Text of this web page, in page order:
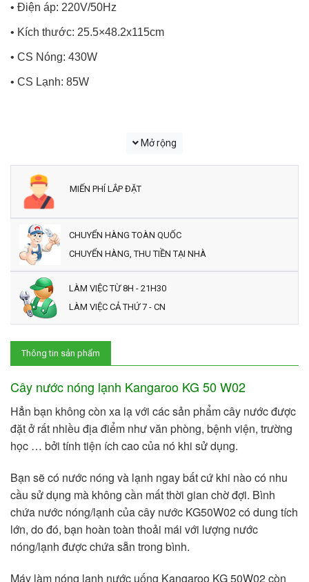
• Điện áp: 220V/50Hz
• Kích thước: 25.5×48.2x115cm
• CS Nóng: 430W
• CS Lạnh: 85W
Mở rộng
MIẾN PHÍ LẮP ĐẶT
CHUYỂN HÀNG TOÀN QUỐC
CHUYỂN HÀNG, THU TIỀN TẠI NHÀ
LÀM VIỆC TỪ 8H - 21H30
LÀM VIỆC CẢ THỨ 7 - CN
Thông tin sản phẩm
Cây nước nóng lạnh Kangaroo KG 50 W02
Hẳn bạn không còn xa lạ với các sản phẩm cây nước được
đặt ở rất nhiều địa điểm như văn phòng, bệnh viện, trường
học … bởi tính tiện ích cao của nó khi sử dụng.
Bạn sẽ có nước nóng và lạnh ngay bất cứ khi nào có nhu
cầu sử dụng mà không cần mất thời gian chờ đợi. Bình
chứa nước nóng/lạnh của cây nước KG50W02 có dung tích
lớn, do đó, bạn hoàn toàn thoải mái với lượng nước
nóng/lạnh được chứa sẵn trong bình.
Máy làm nóng lạnh nước uống Kangaroo KG 50W02 còn